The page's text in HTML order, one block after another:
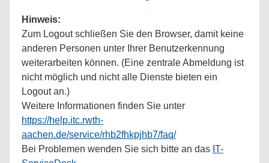
Hinweis:
Zum Logout schließen Sie den Browser, damit keine
anderen Personen unter Ihrer Benutzerkennung
weiterarbeiten können. (Eine zentrale Abmeldung ist
nicht möglich und nicht alle Dienste bieten ein
Logout an.)
Weitere Informationen finden Sie unter
https://help.itc.rwth-
aachen.de/service/rhb2fhkpjhb7/faq/
Bei Problemen wenden Sie sich bitte an das IT-